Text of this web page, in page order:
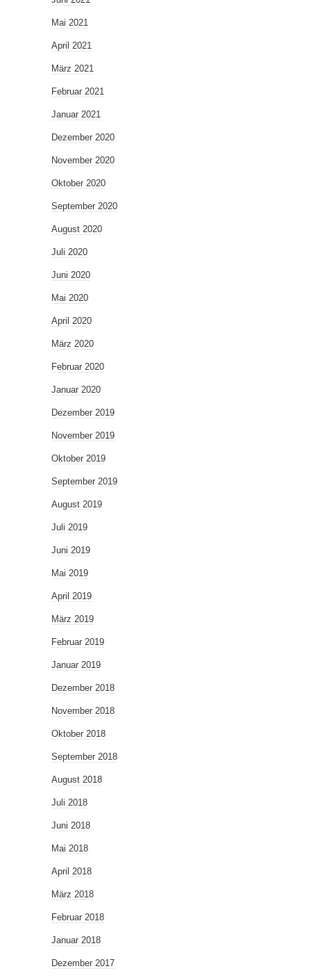
Mai 2021
April 2021
März 2021
Februar 2021
Januar 2021
Dezember 2020
November 2020
Oktober 2020
September 2020
August 2020
Juli 2020
Juni 2020
Mai 2020
April 2020
März 2020
Februar 2020
Januar 2020
Dezember 2019
November 2019
Oktober 2019
September 2019
August 2019
Juli 2019
Juni 2019
Mai 2019
April 2019
März 2019
Februar 2019
Januar 2019
Dezember 2018
November 2018
Oktober 2018
September 2018
August 2018
Juli 2018
Juni 2018
Mai 2018
April 2018
März 2018
Februar 2018
Januar 2018
Dezember 2017